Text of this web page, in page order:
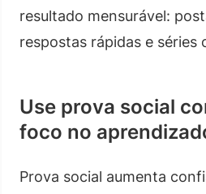
resultado mensurável:
respostas rápidas e séries
Use prova social
foco no
Prova social aumenta